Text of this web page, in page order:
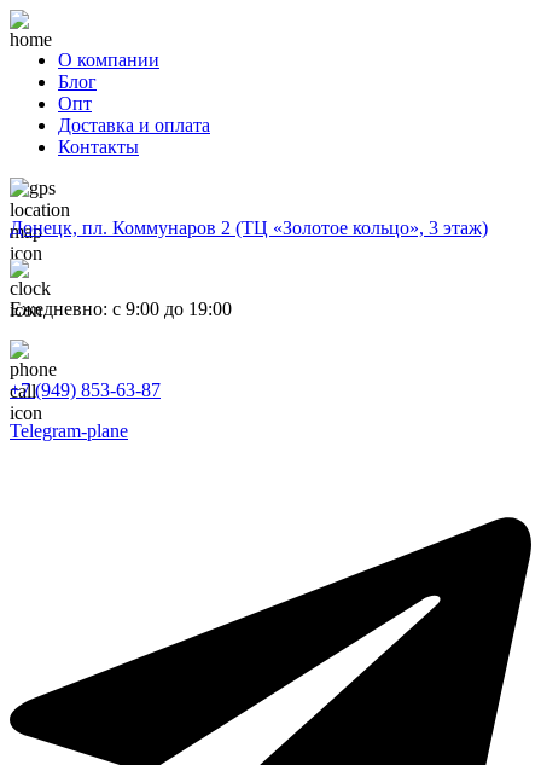
О компании
Блог
Опт
Доставка и оплата
Контакты
Донецк, пл. Коммунаров 2 (ТЦ «Золотое кольцо», 3 этаж)
Ежедневно: с 9:00 до 19:00
+7 (949) 853-63-87
Telegram-plane